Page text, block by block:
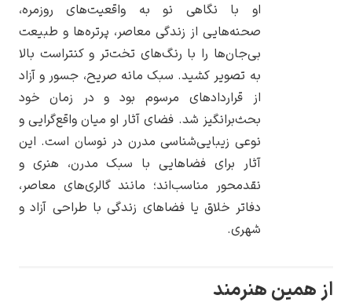
پل سزان
یوهانس فرمیر
پرفروش‌ترین
او با نگاهی نو به واقعیت‌های روزمره،
صحنه‌هایی از زندگی معاصر، پرتره‌ها و طبیعت
بی‌جان‌ها را با رنگ‌های تخت‌تر و کنتراست بالا
به تصویر کشید. سبک مانه صریح، جسور و آزاد
از قراردادهای مرسوم بود و در زمان خود
بحث‌برانگیز شد. فضای آثار او میان واقع‌گرایی و
نوعی زیبایی‌شناسی مدرن در نوسان است. این
آثار برای فضاهایی با سبک مدرن، هنری و
نقدمحور مناسب‌اند؛ مانند گالری‌های معاصر،
دفاتر خلاق یا فضاهای زندگی با طراحی آزاد و
هنرمند